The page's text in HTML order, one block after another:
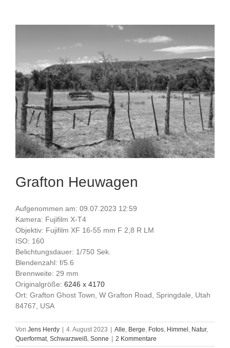
Grafton Heuwagen
Aufgenommen am: 09.07.2023 12:59
Kamera: Fujifilm X-T4
Objektiv: Fujifilm XF 16-55 mm F 2,8 R LM
ISO: 160
Belichtungsdauer: 1/750 Sek.
Blendenzahl: f/5.6
Brennweite: 29 mm
Originalgröße: 6246 x 4170
Ort: Grafton Ghost Town, W Grafton Road, Springdale, Utah
84767, USA
Von Jens Herdy 4. August 2023 Alle, Berge, Fotos, Himmel , Natur,
Querformat, Schwarzweiß, Sonne 2 Kommentare